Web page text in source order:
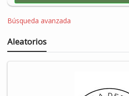
Búsqueda avanzada
Aleatorios